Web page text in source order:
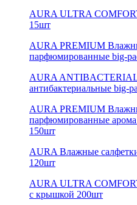
AURA ULTRA
15шт
AURA PREMIUM
парфюмированные big-
AURA
антибактериальные big-
AURA PREMIUM
парфюмированные
150шт
AURA Влажные
120шт
AURA ULTRA
с крышкой 200шт